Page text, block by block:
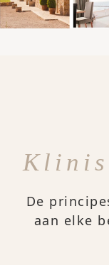
De
aan elke